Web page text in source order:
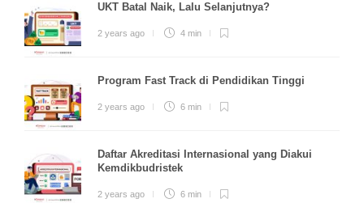
UKT Batal Naik, Lalu Selanjutnya?
2 years ago 4 min
Program Fast Track di Pendidikan Tinggi
2 years ago 6 min
Daftar Akreditasi Internasional yang Diakui
Kemdikbudristek
2 years ago 6 min